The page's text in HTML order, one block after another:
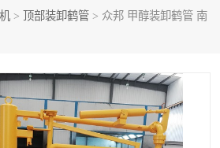
> 顶部装卸鹤管 > 众邦 甲醇装卸鹤管 南
活动梯栈台
装车鹤管